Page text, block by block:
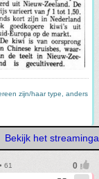
zijn/haar type, anders
Bekijk het
61